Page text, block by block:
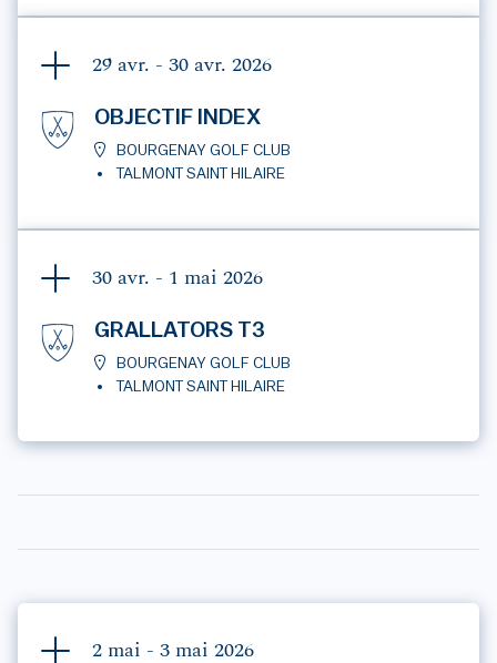
29 avr. - 30 avr. 2026
OBJECTIF INDEX
BOURGENAY GOLF CLUB
TALMONT SAINT HILAIRE
30 avr. - 1 mai 2026
GRALLATORS T3
BOURGENAY GOLF CLUB
TALMONT SAINT HILAIRE
2 mai - 3 mai 2026